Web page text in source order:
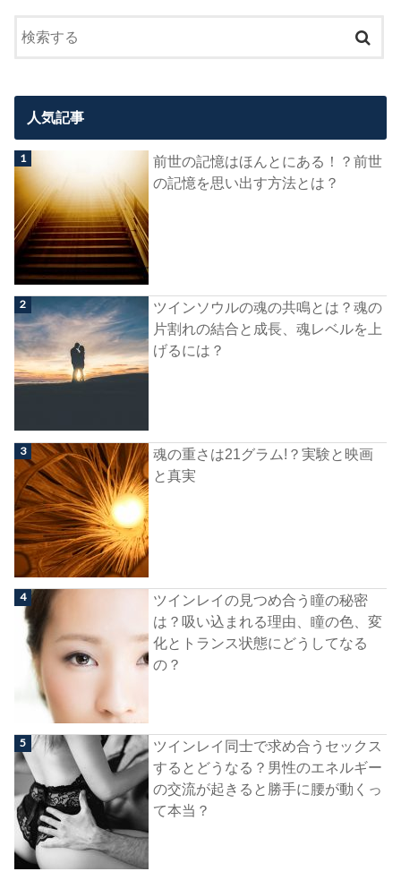
人気記事
前世の記憶はほんとにある！？前世
の記憶を思い出す方法とは？
ツインソウルの魂の共鳴とは？魂の
片割れの結合と成長、魂レベルを上
げるには？
魂の重さは21グラム!？実験と映画
と真実
ツインレイの見つめ合う瞳の秘密
は？吸い込まれる理由、瞳の色、変
化とトランス状態にどうしてなる
の？
ツインレイ同士で求め合うセックス
するとどうなる？男性のエネルギー
の交流が起きると勝手に腰が動くっ
て本当？